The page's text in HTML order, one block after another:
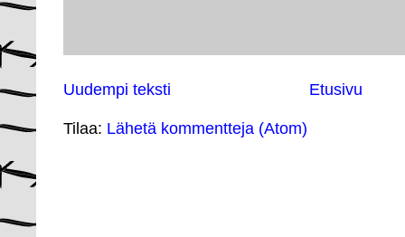
Uudempi teksti Etusivu
Tilaa: Lähetä kommentteja (Atom)